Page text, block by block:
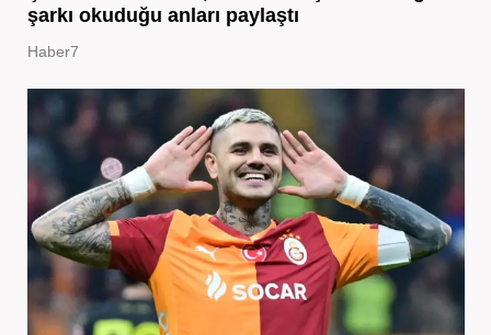
şarkı okuduğu anları paylaştı
Haber7